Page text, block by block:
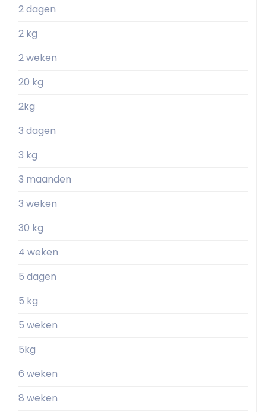
2 dagen
2 kg
2 weken
20 kg
2kg
3 dagen
3 kg
3 maanden
3 weken
30 kg
4 weken
5 dagen
5 kg
5 weken
5kg
6 weken
8 weken